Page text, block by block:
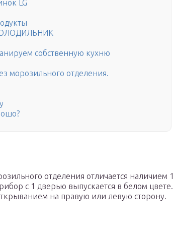
LG
собственную кухню
морозильного отделения.
отделения отличается наличием 1
с 1 дверью выпускается в белом цвете.
на правую или левую сторону.